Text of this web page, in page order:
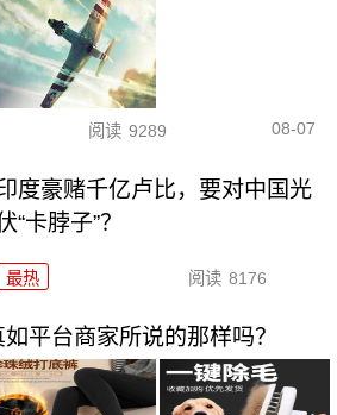
阅读 9289 08-07
度豪赌千亿卢比，要对中国光
“卡脖子”？
最热 阅读 8176
平台商家所说的那样吗？